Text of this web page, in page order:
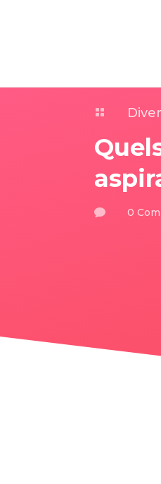

 0